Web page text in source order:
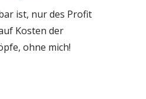
ist, nur des Profit
Kosten der
ohne mich!